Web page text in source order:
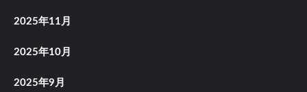
2025年11月
2025年10月
2025年9月